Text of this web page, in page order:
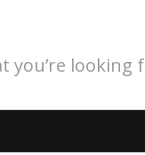
you’re